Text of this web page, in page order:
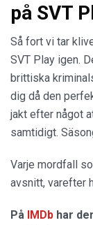
på SVT
Så fort vi tar
SVT Play igen.
brittiska
dig då den
jakt efter något
samtidigt.
Varje mordfall
avsnitt, varefter
På IMDb har